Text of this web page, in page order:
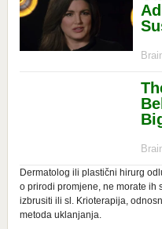
Dermatolog ili plastični hirurg
o prirodi promjene, ne morate ih
izbrusiti ili sl. Krioterapija,
metoda uklanjanja.